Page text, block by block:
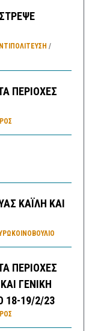
/
ΠΕΡΙΟΧΕΣ
ΚΑΪΛΗ ΚΑΙ
ΠΕΡΙΟΧΕΣ
ΓΕΝΙΚΗ
18-19/2/23